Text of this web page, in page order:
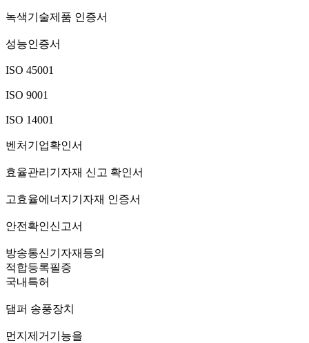
녹색기술제품 인증서
성능인증서
ISO 45001
ISO 9001
ISO 14001
벤처기업확인서
효율관리기자재 신고 확인서
고효율에너지기자재 인증서
안전확인신고서
방송통신기자재등의
적합등록필증
국내특허
댐퍼 송풍장치
먼지제거기능을